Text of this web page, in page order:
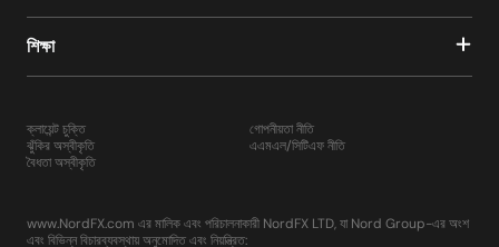
শিক্ষা
ক্লায়েন্ট চুক্তি
ঝুঁকির অস্বীকৃতি
বৈধতা অস্বীকৃতি
গোপনীয়তা নীতি
এএমএল/সিটিএফ নীতি
www.NordFX.com এর মালিক এবং পরিচালনাকারী NordFX LTD, যা Nord Group-এর অংশ
এবং বিভিন্ন বিচারব্যবস্থায় অনুমোদিত এবং নিয়ন্ত্রিত: